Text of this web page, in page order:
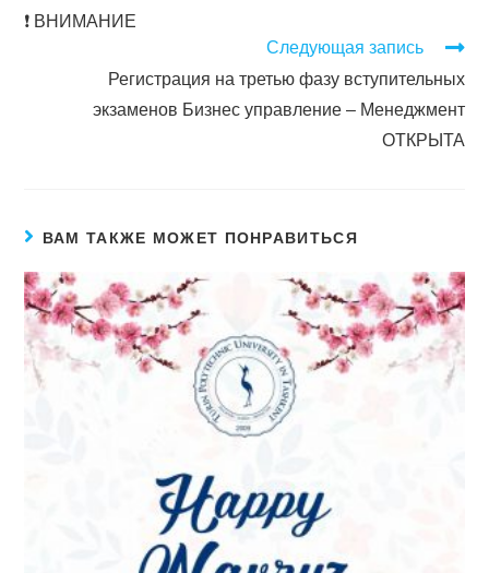
❗️ ВНИМАНИЕ
Следующая запись
Регистрация на третью фазу вступительных
экзаменов Бизнес управление – Менеджмент
ОТКРЫТА
ВАМ ТАКЖЕ МОЖЕТ ПОНРАВИТЬСЯ